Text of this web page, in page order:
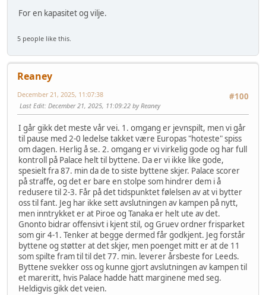
For en kapasitet og vilje.
5 people like this.
Reaney
#100
December 21, 2025, 11:07:38
Last Edit: December 21, 2025, 11:09:22 by Reaney
I går gikk det meste vår vei. 1. omgang er jevnspilt, men vi går
til pause med 2-0 ledelse takket være Europas "hoteste" spiss
om dagen. Herlig å se. 2. omgang er vi virkelig gode og har full
kontroll på Palace helt til byttene. Da er vi ikke like gode,
spesielt fra 87. min da de to siste byttene skjer. Palace scorer
på straffe, og det er bare en stolpe som hindrer dem i å
redusere til 2-3. Får på det tidspunktet følelsen av at vi bytter
oss til fant. Jeg har ikke sett avslutningen av kampen på nytt,
men inntrykket er at Piroe og Tanaka er helt ute av det.
Gnonto bidrar offensivt i kjent stil, og Gruev ordner frisparket
som gir 4-1. Tenker at begge dermed får godkjent. Jeg forstår
byttene og støtter at det skjer, men poenget mitt er at de 11
som spilte fram til til det 77. min. leverer årsbeste for Leeds.
Byttene svekker oss og kunne gjort avslutningen av kampen til
et mareritt, hvis Palace hadde hatt marginene med seg.
Heldigvis gikk det veien.